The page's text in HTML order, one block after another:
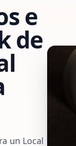
e
de
un Local